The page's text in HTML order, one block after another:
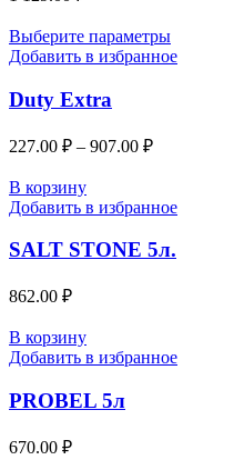
Выберите параметры
Добавить в избранное
Duty Extra
227.00 ₽ – 907.00 ₽
В корзину
Добавить в избранное
SALT STONE 5л.
862.00 ₽
В корзину
Добавить в избранное
PROBEL 5л
670.00 ₽